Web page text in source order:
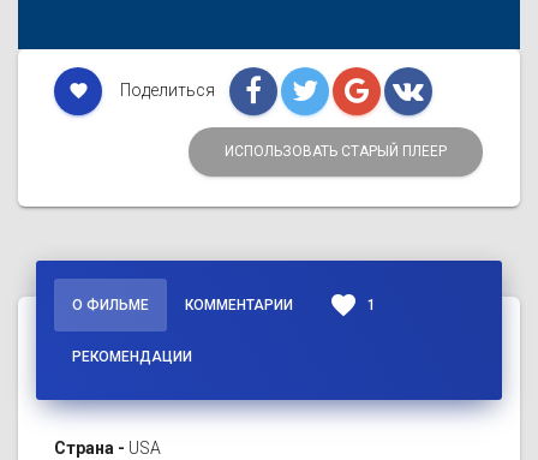
favorite Поделиться
ИСПОЛЬЗОВАТЬ СТАРЫЙ ПЛЕЕР
О ФИЛЬМЕ КОММЕНТАРИИ favorite 1
РЕКОМЕНДАЦИИ
Страна - USA